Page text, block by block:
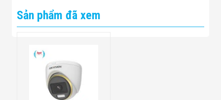
Sản phẩm đã xem